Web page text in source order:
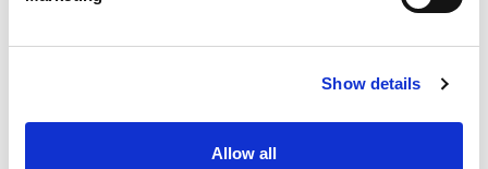
Show details
Allow all
NORMA O TITOLO A BASE DELL'ATTRIBUZIONE:
UFFICIO: